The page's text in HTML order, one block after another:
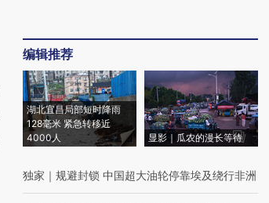
编辑推荐
湖北宜昌局部短时降雨
128毫米 紧急转移近
4000人
显影｜瓜农的漫长等待
独家 ｜ 规避封锁 中国超大油轮停靠埃及绕行非洲